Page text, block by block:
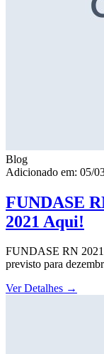
Blog
Adicionado em: 05/
FUNDASE
2021 Aqui!
FUNDASE RN
previsto para
Ver Detalhes →